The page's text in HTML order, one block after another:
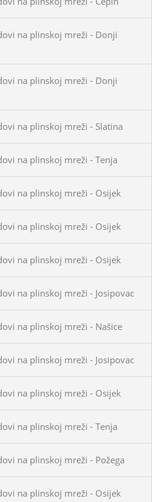
na plinskoj mreži - Donji
na plinskoj mreži - Donji
na plinskoj mreži - Slatina
na plinskoj mreži - Tenja
na plinskoj mreži - Osijek
na plinskoj mreži - Osijek
na plinskoj mreži - Osijek
na plinskoj mreži - Josipovac
na plinskoj mreži - Našice
na plinskoj mreži - Josipovac
na plinskoj mreži - Osijek
na plinskoj mreži - Tenja
na plinskoj mreži - Požega
na plinskoj mreži - Osijek